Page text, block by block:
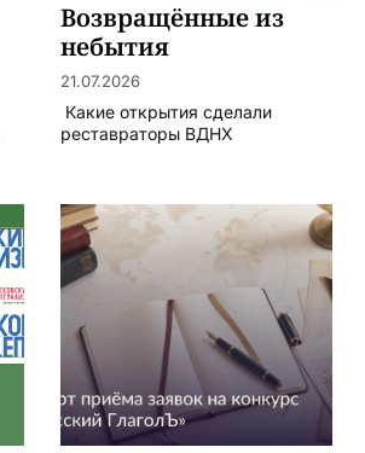
Возвращённые из
небытия
21.07.2026
Какие открытия сделали
реставраторы ВДНХ